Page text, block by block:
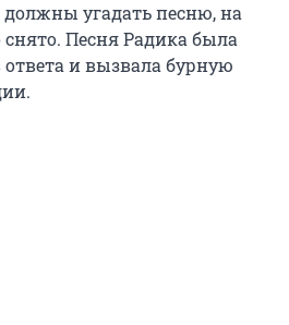
должны угадать песню, на
Песня Радика была
и вызвала бурную